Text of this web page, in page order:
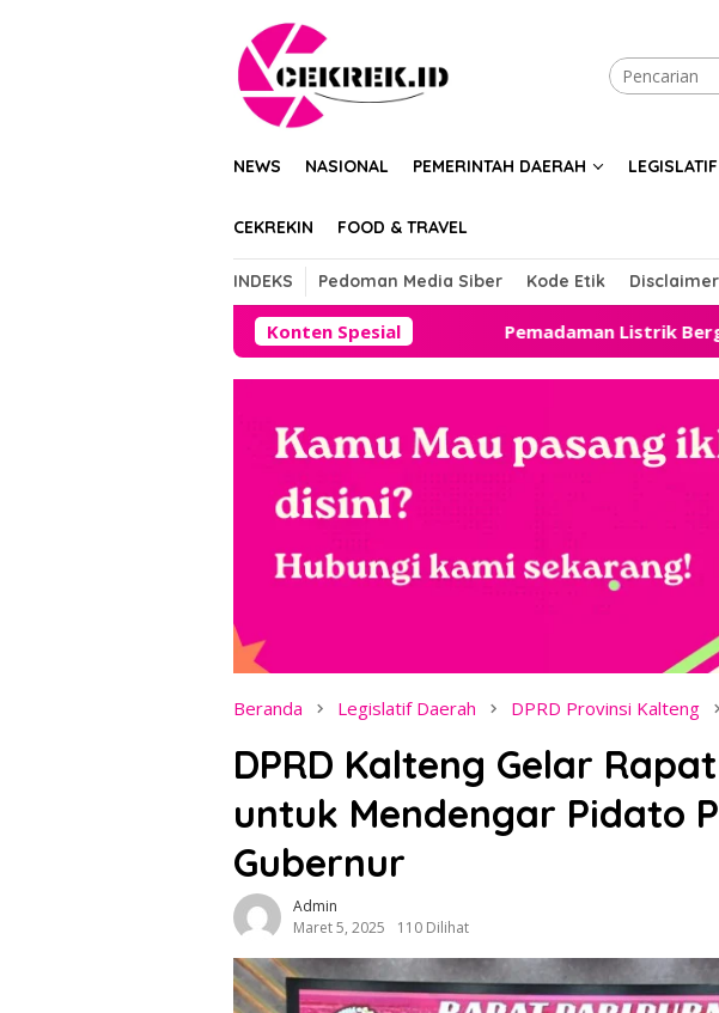
NEWS NASIONAL PEMERINTAH DAERAH
CEKREKIN FOOD & TRAVEL
INDEKS Pedoman Media Siber Kode Etik Disclaimer
Konten SpesialPemadaman Listrik Bergilir di Kalteng
Beranda Legislatif Daerah DPRD Provinsi Kalteng
DPRD Kalteng Gelar
untuk Mendengar Pidato
Gubernur
Admin
Maret 5, 2025
110 Dilihat